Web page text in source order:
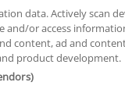
Política de Privacidad
Política de Cookies
Canal Ético
data. Actively scan
and/or access
content, ad and
product development.